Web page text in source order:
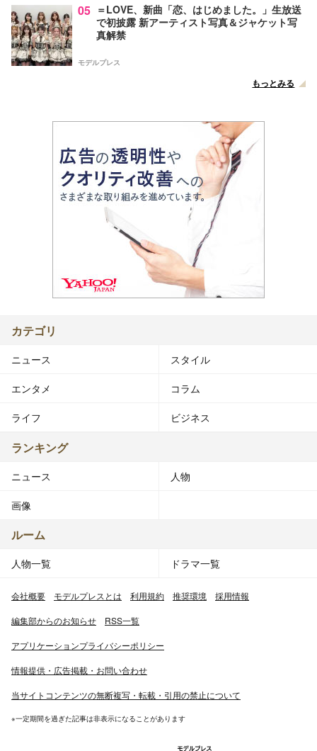
05 ＝LOVE、新曲「恋、はじめました。」生放送
で初披露 新アーティスト写真＆ジャケット写
真解禁
モデルプレス
もっとみる
カテゴリ
ニュース スタイル
エンタメ コラム
ライフ ビジネス
ランキング
ニュース 人物
画像
ルーム
人物一覧 ドラマ一覧
会社概要 モデルプレスとは 利用規約 推奨環境 採用情報
編集部からのお知らせ RSS一覧
アプリケーションプライバシーポリシー
情報提供・広告掲載・お問い合わせ
当サイトコンテンツの無断複写・転載・引用の禁止について
※一定期間を過ぎた記事は非表示になることがあります